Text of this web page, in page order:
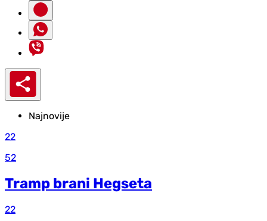
Najnovije
22
52
Tramp brani Hegseta
22